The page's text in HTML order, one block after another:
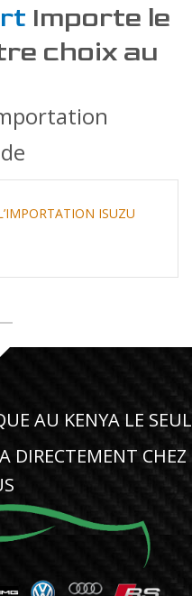
Importe le
choix au
ISUZU
AU KENYA LE SEUL
DIRECTEMENT CHEZ